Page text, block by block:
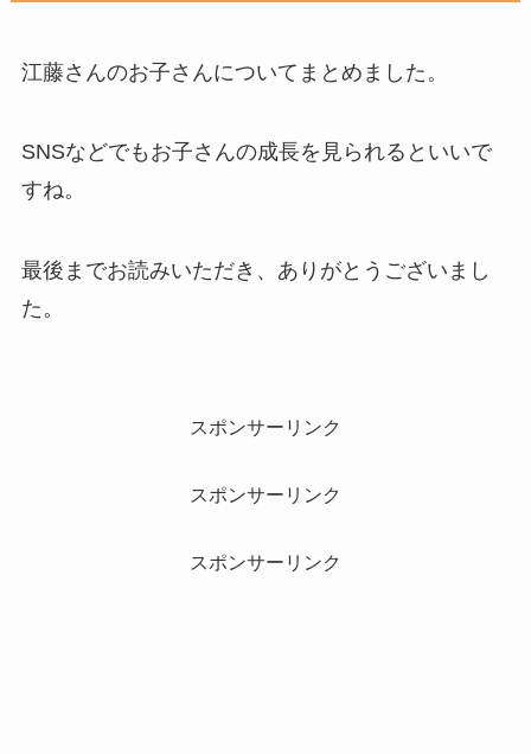
江藤さんのお子さんについてまとめました。
SNSなどでもお子さんの成長を見られるといいで
すね。
最後までお読みいただき、ありがとうございまし
た。
スポンサーリンク
スポンサーリンク
スポンサーリンク